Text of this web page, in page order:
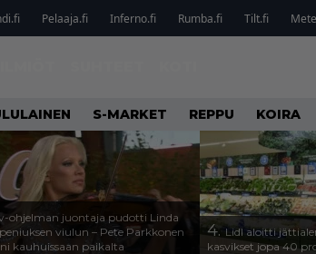
Pelaaja.fi Inferno.fi Rumba.fi Tilt.fi
S-MARKET REPPU KOIRA
ohjelman juontaja pudotti Linda
viulun – Pete Parkkonen
kauhuissaan paikalta
4. Lidl aloitti
kasvikset jopa 40